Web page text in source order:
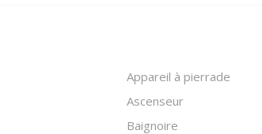
Appareil à pierrade
Ascenseur
Baignoire